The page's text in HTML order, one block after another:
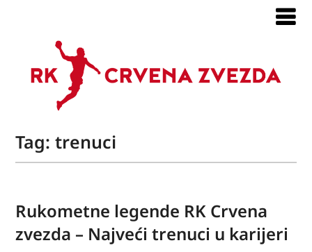
Tag:trenuci
Rukometne legende RK Crvena
zvezda – Najveći trenuci u karijeri